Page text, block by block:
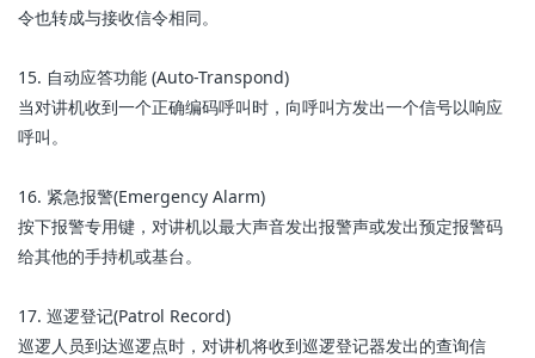
令也转成与接收信令相同。
15. 自动应答功能 (Auto-Transpond)
当对讲机收到一个正确编码呼叫时，向呼叫方发出一个信号以响应
呼叫。
16. 紧急报警(Emergency Alarm)
按下报警专用键，对讲机以最大声音发出报警声或发出预定报警码
给其他的手持机或基台。
17. 巡逻登记(Patrol Record)
巡逻人员到达巡逻点时，对讲机将收到巡逻登记器发出的查询信